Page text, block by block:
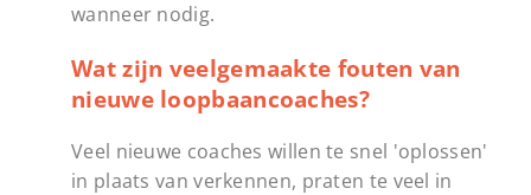
wanneer nodig.
Wat zijn veelgemaakte fouten van
nieuwe loopbaancoaches?
Veel nieuwe coaches willen te snel 'oplossen'
in plaats van verkennen, praten te veel in